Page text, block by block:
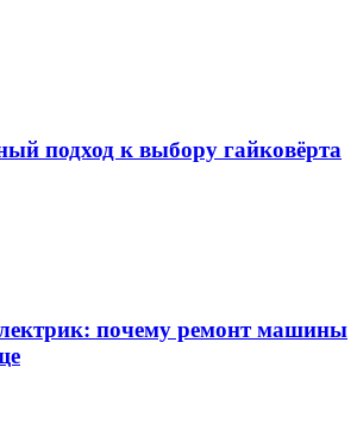
подход к выбору гайковёрта
почему ремонт машины